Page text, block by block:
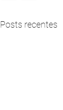
Posts recentes